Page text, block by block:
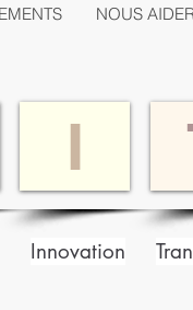
NOUS
I
Innovation